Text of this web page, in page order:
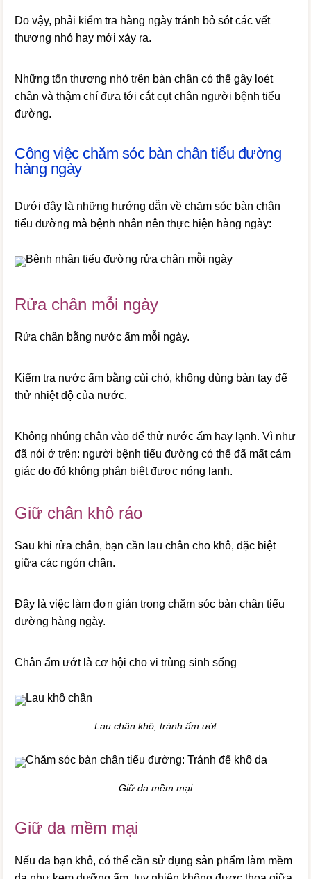
Do vậy, phải kiểm tra hàng ngày tránh bỏ sót các vết
thương nhỏ hay mới xảy ra.
Những tổn thương nhỏ trên bàn chân có thể gây loét
chân và thậm chí đưa tới cắt cụt chân người bệnh tiểu
đường.
Công việc chăm sóc bàn chân tiểu đường
hàng ngày
Dưới đây là những hướng dẫn về chăm sóc bàn chân
tiểu đường mà bệnh nhân nên thực hiện hàng ngày:
Rửa chân mỗi ngày
Rửa chân bằng nước ấm mỗi ngày.
Kiểm tra nước ấm bằng cùi chỏ, không dùng bàn tay để
thử nhiệt độ của nước.
Không nhúng chân vào để thử nước ấm hay lạnh. Vì như
đã nói ở trên: người bệnh tiểu đường có thể đã mất cảm
giác do đó không phân biệt được nóng lạnh.
Giữ chân khô ráo
Sau khi rửa chân, bạn cần lau chân cho khô, đặc biệt
giữa các ngón chân.
Đây là việc làm đơn giản trong chăm sóc bàn chân tiểu
đường hàng ngày.
Chân ẩm ướt là cơ hội cho vi trùng sinh sống
Lau chân khô, tránh ẩm ướt
Giữ da mềm mại
Giữ da mềm mại
Nếu da bạn khô, có thể cần sử dụng sản phẩm làm mềm